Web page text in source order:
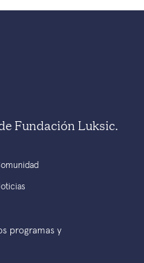
Fundación Luksic.
programas y